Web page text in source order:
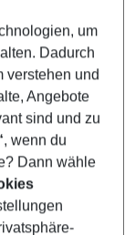
um
Dadurch
verstehen und
Angebote
sind und zu
, wenn du
Dann wähle